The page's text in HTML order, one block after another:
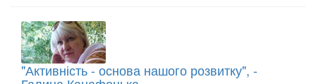
"Активність - основа нашого розвитку", -